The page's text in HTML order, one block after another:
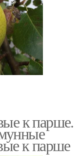
к парше.
к парше